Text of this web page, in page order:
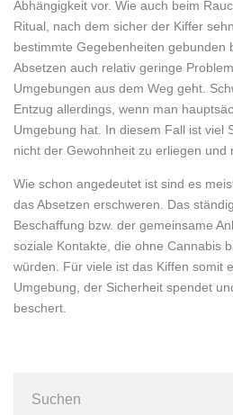
Abhängigkeit vor. Wie auch beim
Ritual, nach dem sicher der Kiffer
bestimmte Gegebenheiten gebunden
Absetzen auch relativ geringe
Umgebungen aus dem Weg geht.
Entzug allerdings, wenn man
Umgebung hat. In diesem Fall ist viel
nicht der Gewohnheit zu erliegen und
Wie schon angedeutet ist sind es
das Absetzen erschweren. Das
Beschaffung bzw. der gemeinsame
soziale Kontakte, die ohne Cannabis
würden. Für viele ist das Kiffen somit
Umgebung, der Sicherheit spendet
beschert.